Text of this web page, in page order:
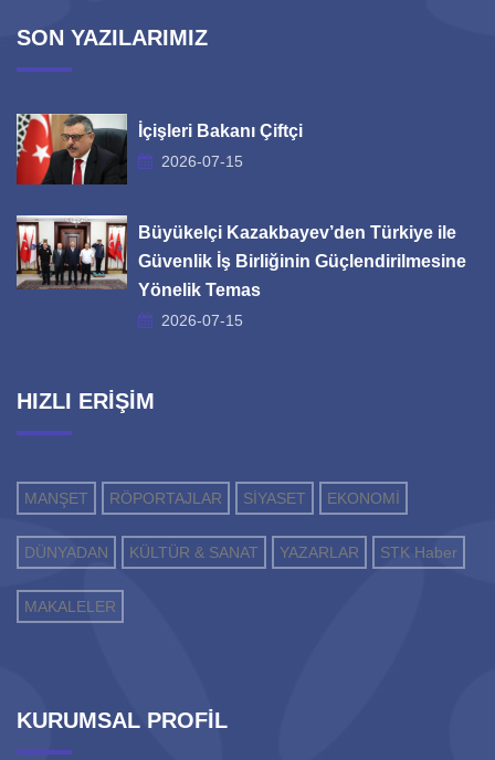
SON YAZILARIMIZ
İçişleri Bakanı Çiftçi
2026-07-15
Büyükelçi Kazakbayev’den Türkiye ile
Güvenlik İş Birliğinin Güçlendirilmesine
Yönelik Temas
2026-07-15
HIZLI ERİŞİM
MANŞET RÖPORTAJLAR SİYASET EKONOMİ
DÜNYADAN KÜLTÜR & SANAT YAZARLAR STK Haber
MAKALELER
KURUMSAL PROFİL